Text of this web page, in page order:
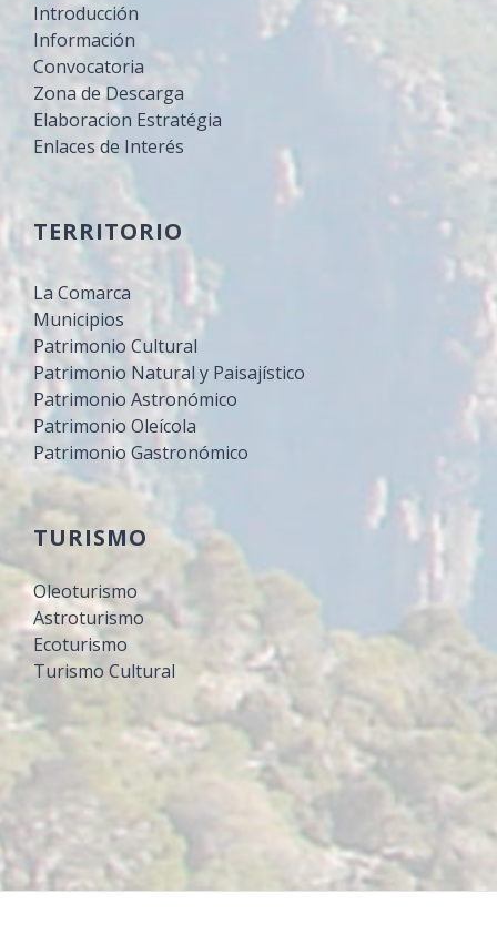
Introducción
Información
Convocatoria
Zona de Descarga
Elaboracion Estratégia
Enlaces de Interés
TERRITORIO
La Comarca
Municipios
Patrimonio Cultural
Patrimonio Natural y Paisajístico
Patrimonio Astronómico
Patrimonio Oleícola
Patrimonio Gastronómico
TURISMO
Oleoturismo
Astroturismo
Ecoturismo
Turismo Cultural